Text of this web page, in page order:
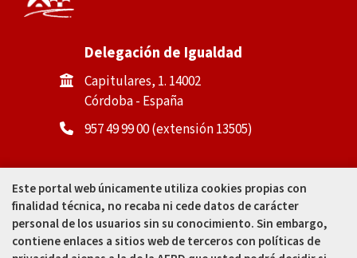
Delegación de Igualdad
Capitulares, 1. 14002
Córdoba - España
957 49 99 00 (extensión 13505)
Casa de la Igualdad
Calle Padre Cosme Muñoz, 4
(tras Mercado Corredera). 14002
Córdoba - España
Este portal web únicamente utiliza cookies propias con
finalidad técnica, no recaba ni cede datos de carácter
personal de los usuarios sin su conocimiento. Sin embargo,
contiene enlaces a sitios web de terceros con políticas de